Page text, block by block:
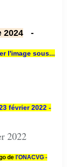
2024 -
l'image sous...
février 2022 -
2022
de l'ONACVG -